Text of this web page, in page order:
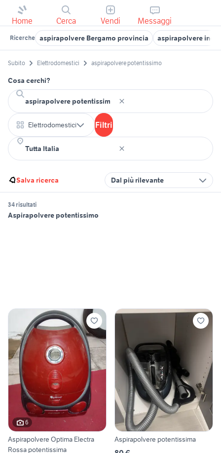
Home Cerca Vendi Messaggi
Ricerche aspirapolvere Bergamo provincia aspirapolvere
Subito Elettrodomestici aspirapolvere potentissimo
Cosa cerchi?
Elettrodomestici Filtri
Salva ricerca Dal più rilevante
34 risultati
Aspirapolvere potentissimo
6
Aspirapolvere Optima Electra
Rossa potentissima
Aspirapolvere potentissima